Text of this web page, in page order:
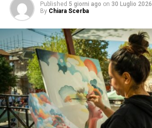
Published 5 giorni ago on 30 Luglio 2026
By Chiara Scerba